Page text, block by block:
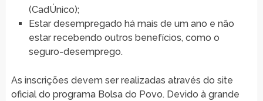
(CadÚnico);
Estar desempregado há mais de um ano e não
estar recebendo outros benefícios, como o
seguro-desemprego.
As inscrições devem ser realizadas através do site
oficial do programa Bolsa do Povo. Devido à grande